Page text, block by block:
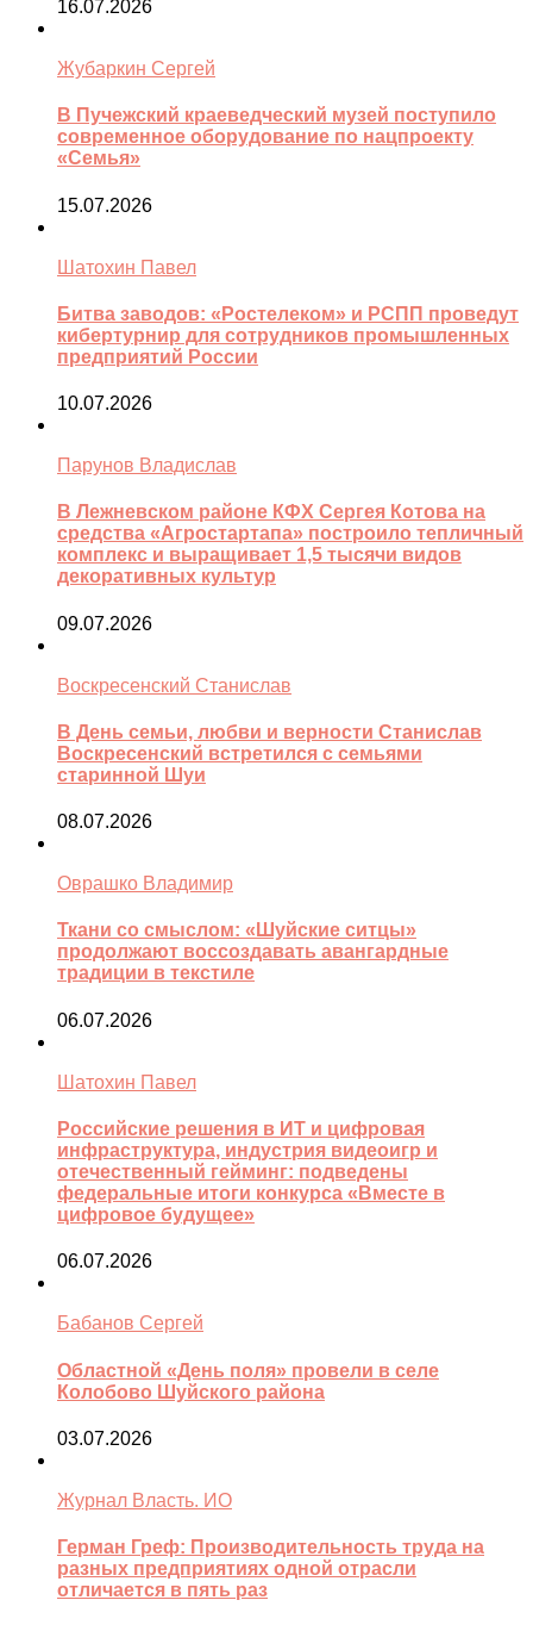
16.07.2026
Жубаркин Сергей
В Пучежский краеведческий музей поступило
современное оборудование по нацпроекту
«Семья»
15.07.2026
Шатохин Павел
Битва заводов: «Ростелеком» и РСПП проведут
кибертурнир для сотрудников промышленных
предприятий России
10.07.2026
Парунов Владислав
В Лежневском районе КФХ Сергея Котова на
средства «Агростартапа» построило тепличный
комплекс и выращивает 1,5 тысячи видов
декоративных культур
09.07.2026
Воскресенский Станислав
В День семьи, любви и верности Станислав
Воскресенский встретился с семьями
старинной Шуи
08.07.2026
Оврашко Владимир
Ткани со смыслом: «Шуйские ситцы»
продолжают воссоздавать авангардные
традиции в текстиле
06.07.2026
Шатохин Павел
Российские решения в ИТ и цифровая
инфраструктура, индустрия видеоигр и
отечественный гейминг: подведены
федеральные итоги конкурса «Вместе в
цифровое будущее»
06.07.2026
Бабанов Сергей
Областной «День поля» провели в селе
Колобово Шуйского района
03.07.2026
Журнал Власть. ИО
Герман Греф: Производительность труда на
разных предприятиях одной отрасли
отличается в пять раз